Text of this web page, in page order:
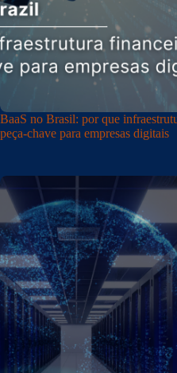
BaaS no Brasil: por que
peça-chave para empresas digitais